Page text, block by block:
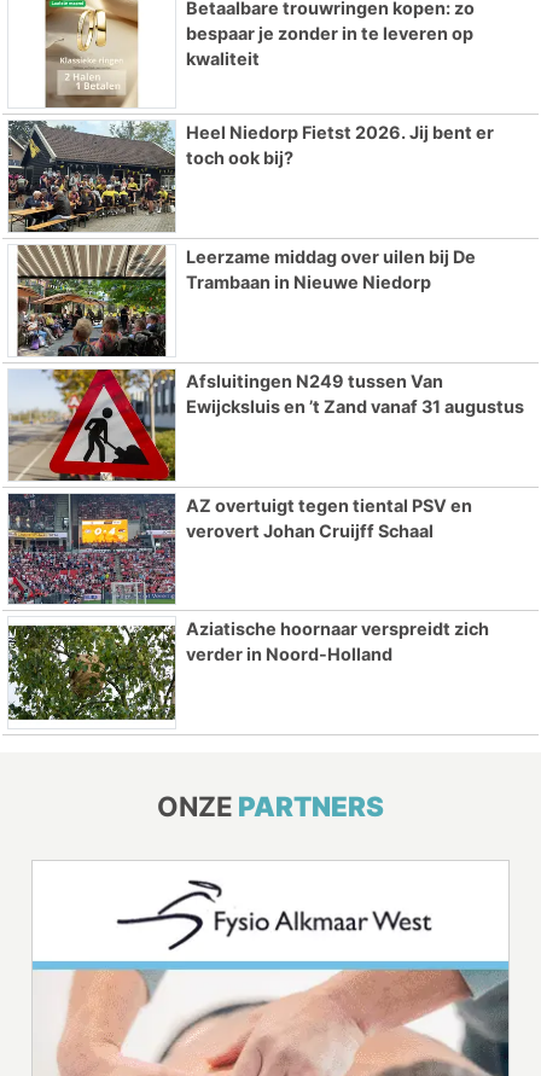
Betaalbare trouwringen kopen: zo
bespaar je zonder in te leveren op
kwaliteit
Heel Niedorp Fietst 2026. Jij bent er
toch ook bij?
Leerzame middag over uilen bij De
Trambaan in Nieuwe Niedorp
Afsluitingen N249 tussen Van
Ewijcksluis en ’t Zand vanaf 31 augustus
AZ overtuigt tegen tiental PSV en
verovert Johan Cruijff Schaal
Aziatische hoornaar verspreidt zich
verder in Noord-Holland
ONZE PARTNERS